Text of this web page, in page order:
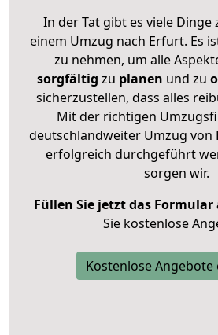
In der Tat gibt es viele Dinge
einem Umzug nach Erfurt. Es
zu nehmen, um alle
sorgfältig zu planen und zu
sicherzustellen, dass alles
Mit der richtigen
deutschlandweiter Umzug von
erfolgreich durchgeführt
sorgen wir.
Füllen Sie jetzt das Formular
Sie kostenlose
Kostenlose Angebote